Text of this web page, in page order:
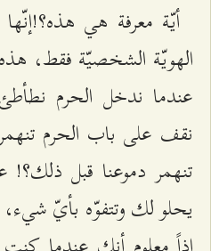
أيّة معرفة هي هذه؟!إنّها
الهويّة الشخصيّة فقط،
عندما ندخل الحرم
نقف على باب الحرم
تنهمر دموعنا قبل
يحلو لك وتتفوّه بأيّ